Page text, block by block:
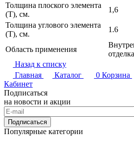
Толщина плоского элемента
(T), см.
1,6
Толщина углового элемента
(T), см.
1.6
Область применения
отделка
Назад к списку
Главная
Каталог 0 Корзина
Кабинет
Подписаться
на новости и акции
Подписаться
Популярные категории